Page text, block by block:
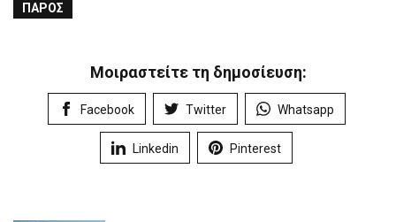
ΠΆΡΟΣ
Μοιραστείτε τη δημοσίευση:
Facebook Twitter Whatsapp
Linkedin Pinterest